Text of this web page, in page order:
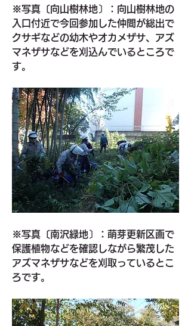
※写真〔向山樹林地〕：向山樹林地の
入口付近で今回参加した仲間が総出で
クサギなどの幼木やオカメザサ、アズ
マネザサなどを刈込んでいるところで
す。
※写真〔南沢緑地〕：萌芽更新区画で
保護植物などを確認しながら繁茂した
アズマネザサなどを刈取っているとこ
ろです。